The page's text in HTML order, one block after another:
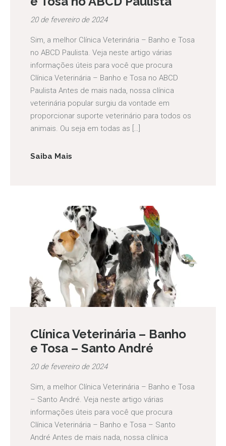
20 de fevereiro de 2024
Sim, a melhor Clínica Veterinária – Banho e Tosa
no ABCD Paulista. Veja neste artigo várias
informações úteis para você que procura
Clínica Veterinária – Banho e Tosa no ABCD
Paulista Antes de mais nada, nossa clínica
veterinária popular surgiu da vontade em
proporcionar suporte veterinário para todos os
animais. Ou seja em todas as […]
Saiba Mais
Clínica Veterinária – Banho
e Tosa – Santo André
20 de fevereiro de 2024
Sim, a melhor Clínica Veterinária – Banho e Tosa
– Santo André. Veja neste artigo várias
informações úteis para você que procura
Clínica Veterinária – Banho e Tosa – Santo
André Antes de mais nada, nossa clínica